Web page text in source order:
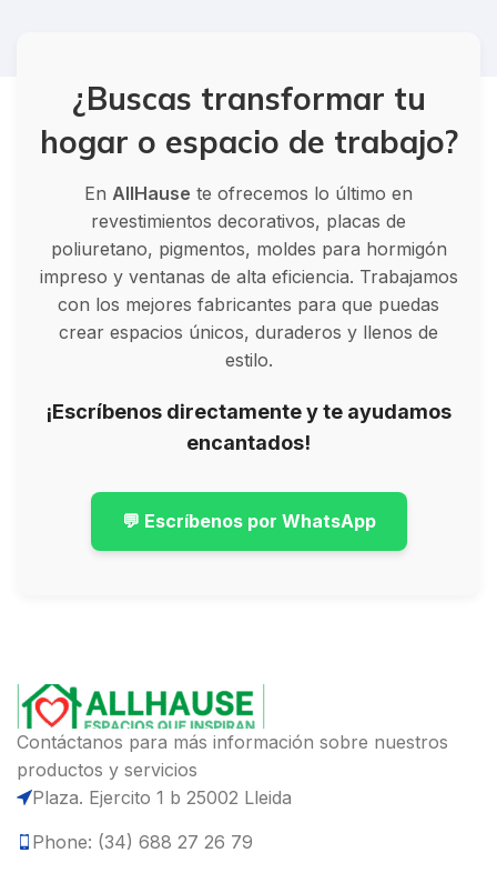
¿Buscas transformar tu
hogar o espacio de trabajo?
En AllHause te ofrecemos lo último en
revestimientos decorativos, placas de
poliuretano, pigmentos, moldes para hormigón
impreso y ventanas de alta eficiencia. Trabajamos
con los mejores fabricantes para que puedas
crear espacios únicos, duraderos y llenos de
estilo.
¡Escríbenos directamente y te ayudamos
encantados!
💬 Escríbenos por WhatsApp
Contáctanos para más información sobre nuestros
productos y servicios
Plaza. Ejercito 1 b 25002 Lleida
Phone: (34) 688 27 26 79